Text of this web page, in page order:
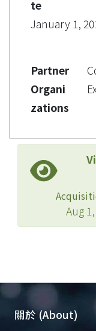
te
January 1,
Partner
Organi
zations
Aug
關於 (About)